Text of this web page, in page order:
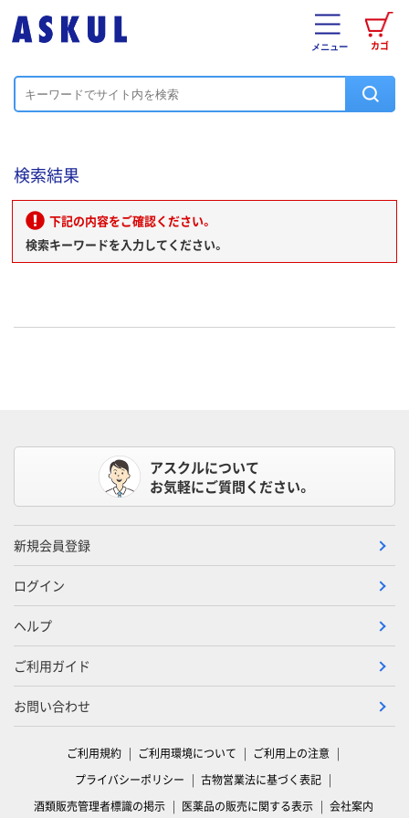
カゴ
メニュー
検索結果
下記の内容をご確認ください。
検索キーワードを入力してください。
アスクルについて
お気軽にご質問ください。
新規会員登録
ログイン
ヘルプ
ご利用ガイド
お問い合わせ
ご利用規約 ご利用環境について
ご利用上の注意
プライバシーポリシー
古物営業法に基づく表記
酒類販売管理者標識の掲示
医薬品の販売に関する表示 会社案内